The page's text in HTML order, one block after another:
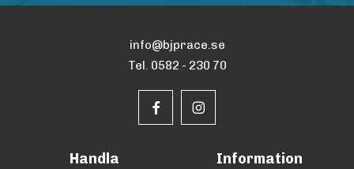
info@bjprace.se
Tel. 0582 - 230 70
Handla Information